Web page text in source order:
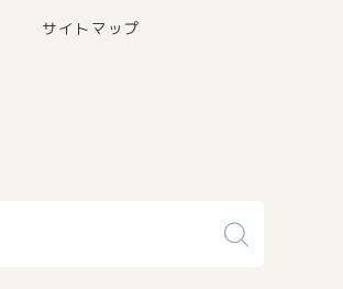
サイトマップ